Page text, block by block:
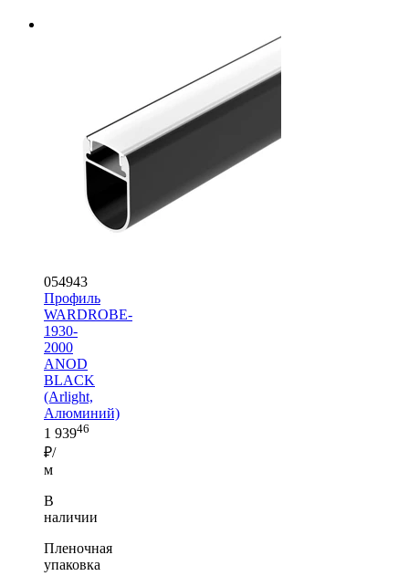
054943
Профиль
WARDROBE-
1930-
2000
ANOD
BLACK
(Arlight,
Алюминий)
1 93946
₽/
м
В
наличии
Пленочная
упаковка